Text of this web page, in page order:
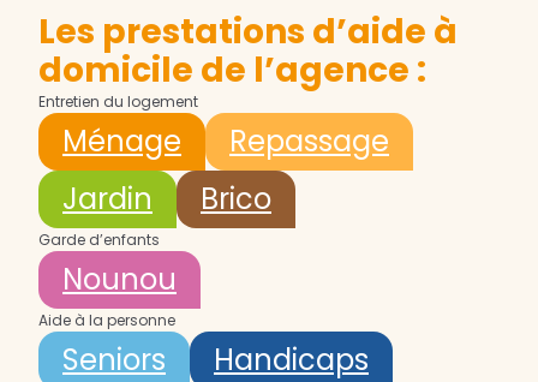
Les prestations d’aide à
domicile de l’agence :
Entretien du logement
Ménage
Repassage
Jardin
Brico
Garde d’enfants
Nounou
Aide à la personne
Seniors Handicaps